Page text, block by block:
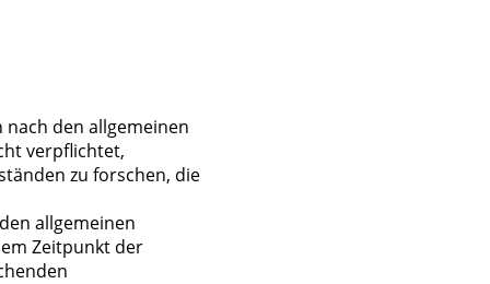
nach den allgemeinen
verpflichtet,
zu forschen, die
allgemeinen
Zeitpunkt der